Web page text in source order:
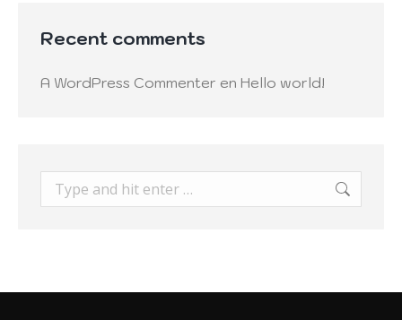
Recent comments
A WordPress Commenter en Hello world!
Search: